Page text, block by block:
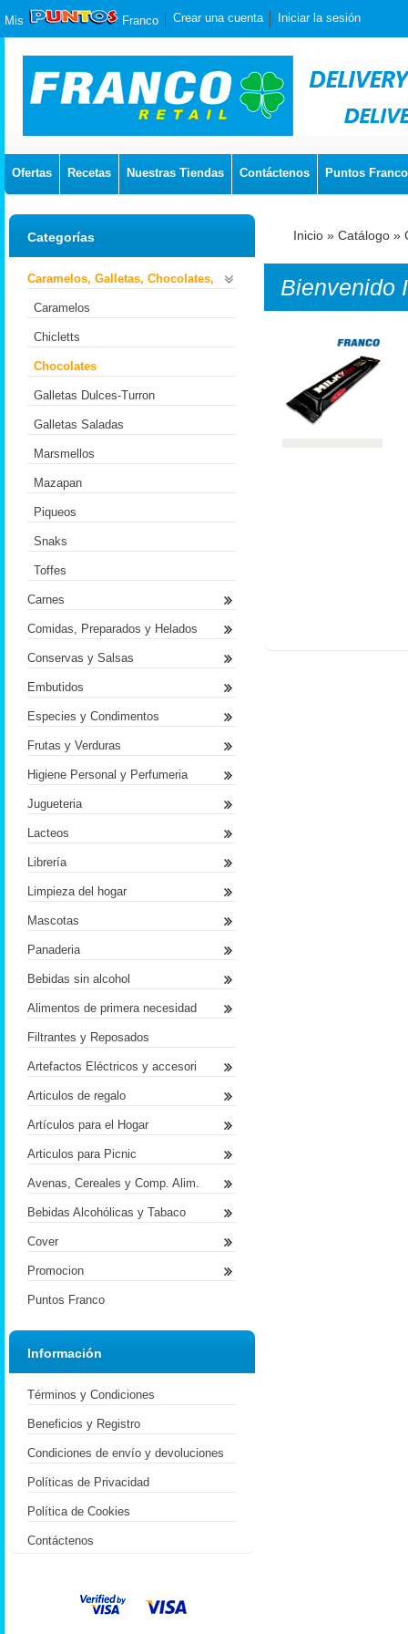
Mis Franco Crear una cuenta Iniciar la sesión
Ofertas Recetas Nuestras Tiendas Contáctenos Puntos Franco
Inicio » Catálogo »
Bienvenido
Categorías
Caramelos, Galletas, Chocolates,
Caramelos
Chicletts
Chocolates
Galletas Dulces-Turron
Galletas Saladas
Marsmellos
Mazapan
Piqueos
Snaks
Toffes
Carnes
Comidas, Preparados y Helados
Conservas y Salsas
Embutidos
Especies y Condimentos
Frutas y Verduras
Higiene Personal y Perfumeria
Jugueteria
Lacteos
Librería
Limpieza del hogar
Mascotas
Panaderia
Bebidas sin alcohol
Alimentos de primera necesidad
Filtrantes y Reposados
Artefactos Eléctricos y accesori
Articulos de regalo
Artículos para el Hogar
Articulos para Picnic
Avenas, Cereales y Comp. Alim.
Bebidas Alcohólicas y Tabaco
Cover
Promocion
Puntos Franco
Información
Términos y Condiciones
Beneficios y Registro
Condiciones de envío y devoluciones
Políticas de Privacidad
Política de Cookies
Contáctenos